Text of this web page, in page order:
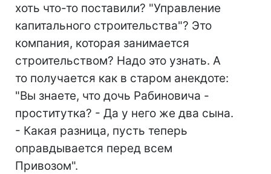
хоть что-то поставили? "Управление
капитального строительства"? Это
компания, которая занимается
строительством? Надо это узнать. А
то получается как в старом анекдоте:
"Вы знаете, что дочь Рабиновича -
проститутка? - Да у него же два сына.
- Какая разница, пусть теперь
оправдывается перед всем
Привозом".